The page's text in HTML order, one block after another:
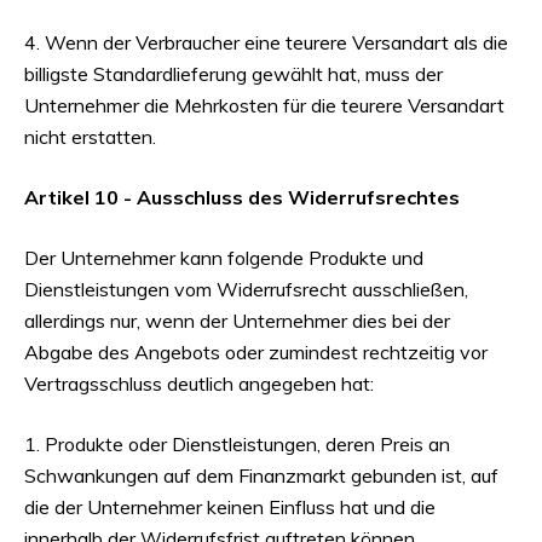
4. Wenn der Verbraucher eine teurere Versandart als die
billigste Standardlieferung gewählt hat, muss der
Unternehmer die Mehrkosten für die teurere Versandart
nicht erstatten.
Artikel 10 - Ausschluss des Widerrufsrechtes
Der Unternehmer kann folgende Produkte und
Dienstleistungen vom Widerrufsrecht ausschließen,
allerdings nur, wenn der Unternehmer dies bei der
Abgabe des Angebots oder zumindest rechtzeitig vor
Vertragsschluss deutlich angegeben hat:
1. Produkte oder Dienstleistungen, deren Preis an
Schwankungen auf dem Finanzmarkt gebunden ist, auf
die der Unternehmer keinen Einfluss hat und die